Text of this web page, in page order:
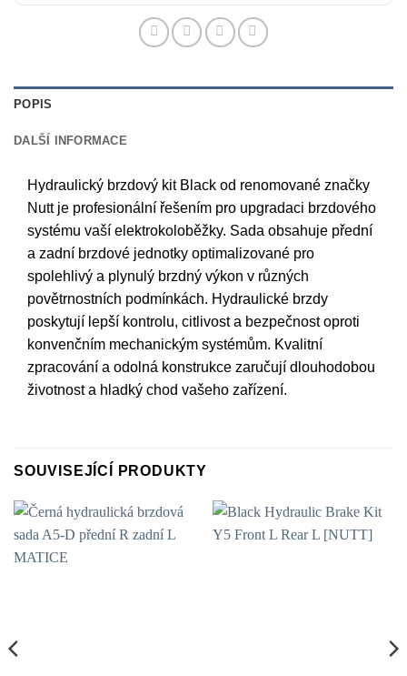
POPIS
DALŠÍ INFORMACE
Hydraulický brzdový kit Black od renomované značky
Nutt je profesionální řešením pro upgradaci brzdového
systému vaší elektrokoloběžky. Sada obsahuje přední
a zadní brzdové jednotky optimalizované pro
spolehlivý a plynulý brzdný výkon v různých
povětrnostních podmínkách. Hydraulické brzdy
poskytují lepší kontrolu, citlivost a bezpečnost oproti
konvenčním mechanic­kým systémům. Kvalitní
zpracování a odolná konstrukce zaručují dlouhodobou
životnost a hladký chod vašeho zařízení.
SOUVISEJÍCÍ PRODUKTY